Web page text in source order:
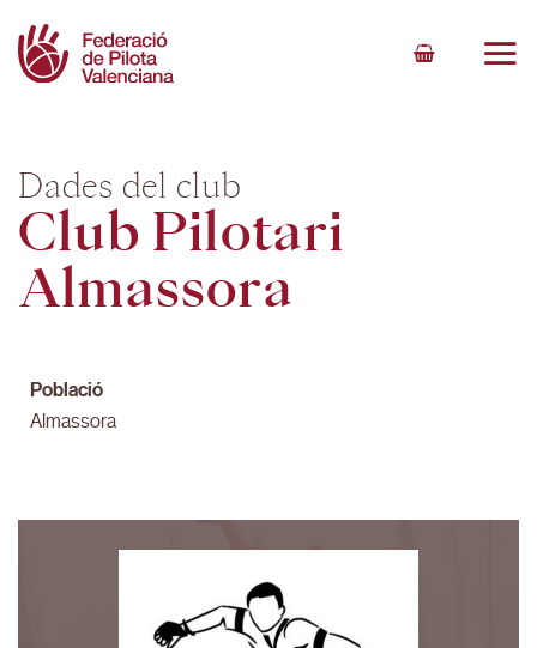
content
Dades del club
Club Pilotari
Almassora
Població
Almassora